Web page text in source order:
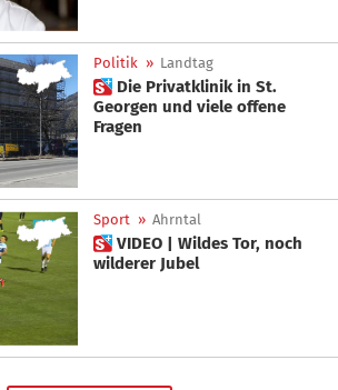
Politik » Landtag
 Die Privatklinik in St.
Georgen und viele offene
Fragen
Sport » Ahrntal
 VIDEO | Wildes Tor, noch
wilderer Jubel